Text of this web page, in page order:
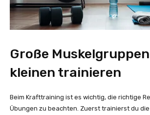
Große
kleinen trainieren
Beim Krafttraining ist es wichtig, die richtige
Übungen zu beachten. Zuerst trainierst du